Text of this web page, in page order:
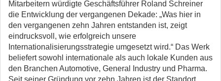
Mitarbeitern würdigte Geschäftsführer Roland Schreiner
die Entwicklung der vergangenen Dekade: „Was hier in
den vergangenen zehn Jahren entstanden ist, zeigt
eindrucksvoll, wie erfolgreich unsere
Internationalisierungsstrategie umgesetzt wird.“ Das Werk
beliefert sowohl internationale als auch lokale Kunden aus
den Branchen Automotive, General Industry und Pharma.
Seit seiner Gründung vor zehn Jahren ist der Standort